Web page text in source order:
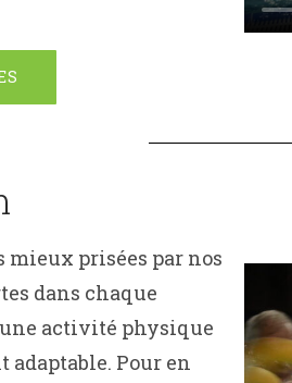
mieux prisées par nos
dans chaque
activité physique
Pour en